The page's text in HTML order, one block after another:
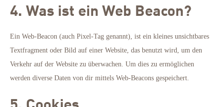
4. Was ist ein Web Beacon?
Ein Web-Beacon (auch Pixel-Tag genannt), ist ein kleines unsichtbares
Textfragment oder Bild auf einer Website, das benutzt wird, um den
Verkehr auf der Website zu überwachen. Um dies zu ermöglichen
werden diverse Daten von dir mittels Web-Beacons gespeichert.